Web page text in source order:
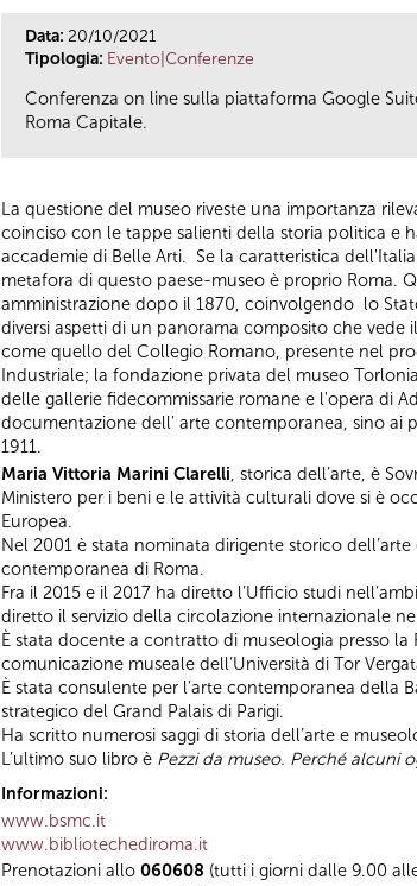
Data: 20/10/2021
Tipologia: Evento|Conferenze
Conferenza on line sulla piattaforma Google
Roma Capitale.
La questione del museo riveste una importanza
coinciso con le tappe salienti della storia politica e
accademie di Belle Arti. Se la caratteristica
metafora di questo paese-museo è proprio Roma.
amministrazione dopo il 1870, coinvolgendo lo
diversi aspetti di un panorama composito che
come quello del Collegio Romano, presente nel
Industriale; la fondazione privata del museo
delle gallerie fidecommissarie romane e l'opera di
documentazione dell' arte contemporanea, sino ai
1911.
Maria Vittoria Marini Clarelli, storica dell’arte, è
Ministero per i beni e le attività culturali dove si è
Europea.
Nel 2001 è stata nominata dirigente storico
contemporanea di Roma.
Fra il 2015 e il 2017 ha diretto l’Ufficio studi
diretto il servizio della circolazione internazionale
È stata docente a contratto di museologia presso la
comunicazione museale dell’Università di Tor
È stata consulente per l’arte contemporanea della
strategico del Grand Palais di Parigi.
Ha scritto numerosi saggi di storia dell’arte e
L’ultimo suo libro è Pezzi da museo. Perché alcuni
Informazioni:
www.bsmc.it
www.bibliotechediroma.it
Prenotazioni allo 060608 (tutti i giorni dalle 9.00